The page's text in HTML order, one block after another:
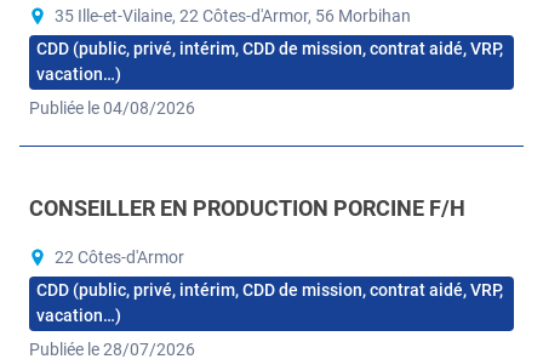
35 Ille-et-Vilaine, 22 Côtes-d'Armor, 56 Morbihan
CDD (public, privé, intérim, CDD de mission, contrat aidé, VRP,
vacation…)
Publiée le 04/08/2026
CONSEILLER EN PRODUCTION PORCINE F/H
22 Côtes-d'Armor
CDD (public, privé, intérim, CDD de mission, contrat aidé, VRP,
vacation…)
Publiée le 28/07/2026